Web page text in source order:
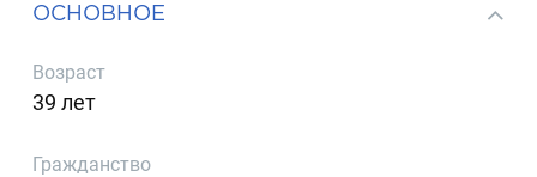
ОСНОВНОЕ
Возраст
39 лет
Гражданство